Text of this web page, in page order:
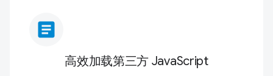
article
高效加载第三方 JavaScript